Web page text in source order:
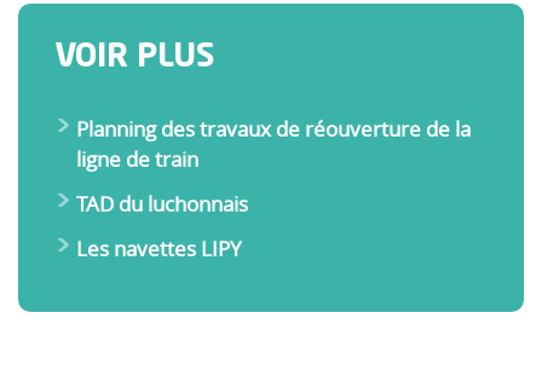
VOIR PLUS
Planning des travaux de réouverture de la
ligne de train
TAD du luchonnais
Les navettes LIPY